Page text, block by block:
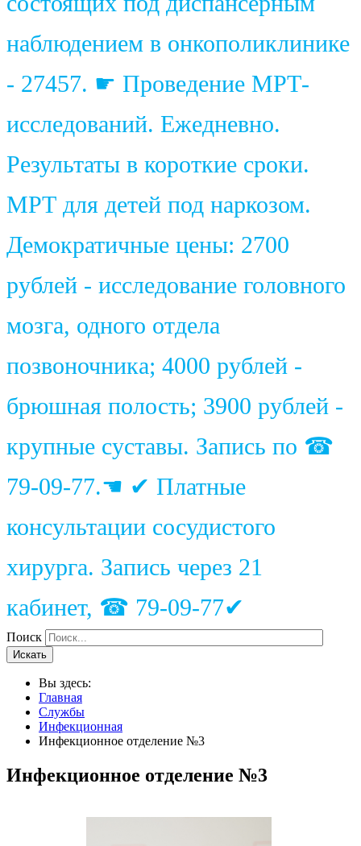
наблюдением в онкополиклинике
- 27457. ☛ Проведение МРТ-
исследований. Ежедневно.
Результаты в короткие сроки.
МРТ для детей под наркозом.
Демократичные цены: 2700
рублей - исследование головного
мозга, одного отдела
позвоночника; 4000 рублей -
брюшная полость; 3900 рублей -
крупные суставы. Запись по ☎
79-09-77.☚ ✔ Платные
консультации сосудистого
хирурга. Запись через 21
кабинет, ☎ 79-09-77✔
Поиск
Искать
Вы здесь:
Главная
Службы
Инфекционная
Инфекционное отделение №3
Инфекционное отделение №3